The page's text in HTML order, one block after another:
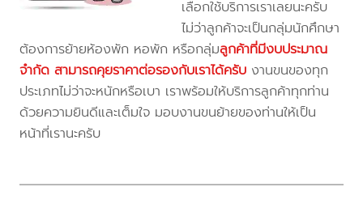
เลือกใช้บริการเราเลยนะครับ
ไม่ว่าลูกค้าจะเป็นกลุ่มนักศึกษา
ต้องการย้ายห้องพัก หอพัก หรือกลุ่มลูกค้าที่มีงบประมาณ
จำกัด สามารถคุยราคาต่อรองกับเราได้ครับ งานขนของทุก
ประเภทไม่ว่าจะหนักหรือเบา เราพร้อมให้บริการลูกค้าทุกท่าน
ด้วยความยินดีและเต็มใจ มอบงานขนย้ายของท่านให้เป็น
หน้าที่เรานะครับ